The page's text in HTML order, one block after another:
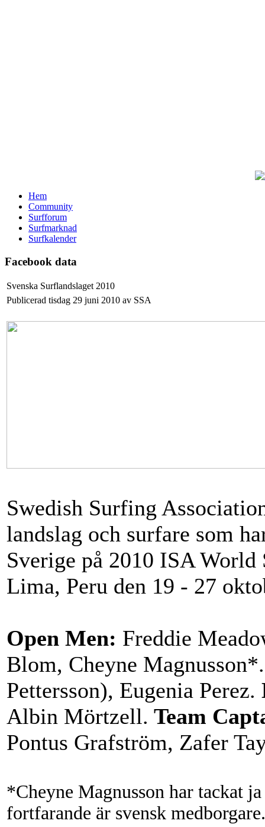
Hem
Community
Surfforum
Surfmarknad
Surfkalender
Facebook data
Svenska Surflandslaget 2010
Publicerad tisdag 29 juni 2010 av SSA
Swedish Surfing
landslag och surfare som
Sverige på 2010 ISA
Lima, Peru den 19 - 27
Open Men: Freddie
Blom, Cheyne
Pettersson), Eugenia Perez.
Albin Mörtzell. Team
Pontus Grafström, Zafer
*Cheyne Magnusson har tackat
fortfarande är svensk medborgare.